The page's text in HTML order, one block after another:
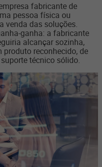
fabricante de
pessoa física ou
venda das soluções.
ganha: a fabricante
alcançar sozinha,
reconhecido, de
técnico sólido.